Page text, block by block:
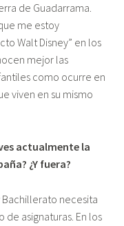
de Guadarrama.
me estoy
Walt Disney” en los
mejor las
como ocurre en
viven en su mismo
actualmente la
¿Y fuera?
Bachillerato necesita
asignaturas. En los